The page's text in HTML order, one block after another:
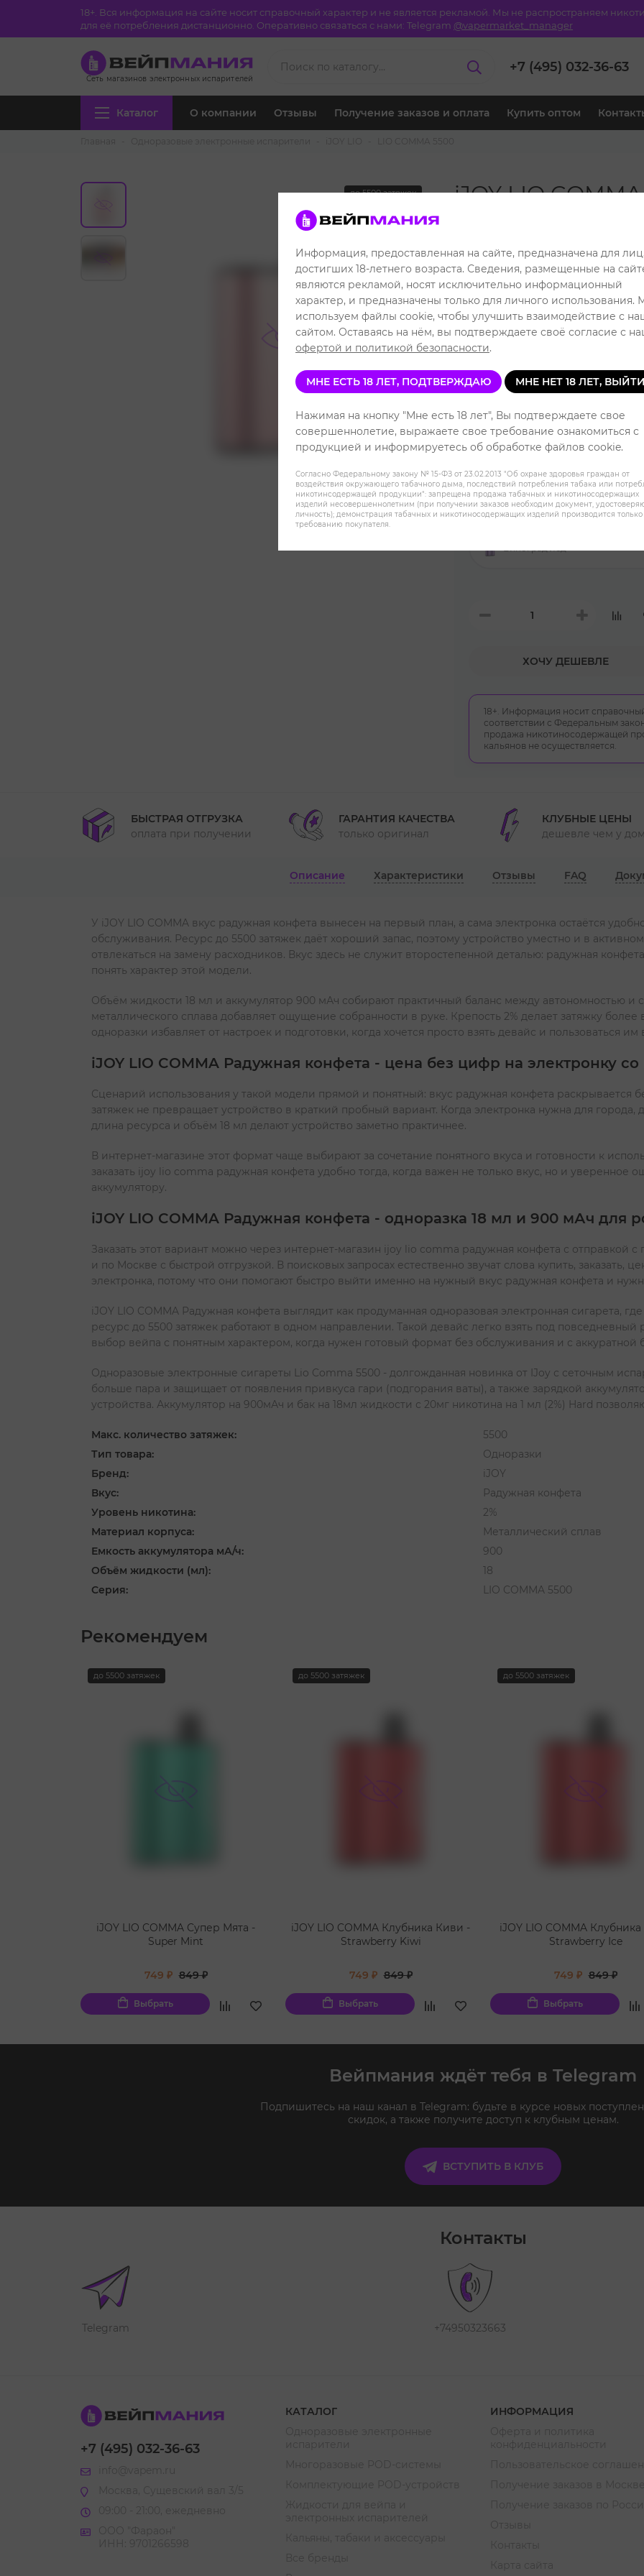
18+. Вся информация на сайте носит справочный характер и не является рекламой. Мы не распространяем
для её потребления дистанционно. Оперативно связаться с нами: Telegram @vapermarket_manager
Сеть магазинов электронных испарителей
+7 (495) 032-36-63
Каталог О компании Отзывы Получение заказов и оплата Купить оптом
до 5500 затяжек
iJOY LIO
конфета -
Розничная цена: 849 ₽
Клубная цена: 749 ₽
Читать отзывы
Уровень
Арбузный лед
Банан Лед
ХОЧУ ДЕШЕВЛЕ
18+. Информация носит
соответствии с Федеральным
продажа никотиносодержащей
кальянов не осуществляется.
БЫСТРАЯ ОТГРУЗКА
оплата при получении
ГАРАНТИЯ КАЧЕСТВА
только оригинал
КЛУБНЫЕ ЦЕНЫ
дешевле чем у
Описание Характеристики Отзывы FAQ
У iJOY LIO COMMA вкус радужная конфета вынесен на первый план, а сама электронка остаётся
обслуживания. Ресурс до 5500 затяжек даёт хороший запас, поэтому устройство уместно и в
отвлекаться на замену расходников. Вкус здесь не служит второстепенной деталью: радужная
понять характер этой модели.
Объём жидкости 18 мл и аккумулятор 900 мАч собирают практичный баланс между автономностью и
металлического сплава добавляет ощущение собранности в руке. Крепость 2% делает затяжку
одноразки избавляет от настроек и подготовки, когда хочется просто взять девайс и пользоваться
iJOY LIO COMMA Радужная конфета - цена без цифр на электронку
Сценарий использования у такой модели прямой и понятный: вкус радужная конфета раскрывается
затяжек не превращает устройство в краткий пробный вариант. Когда электронка нужна для города,
длина ресурса и объём 18 мл делают устройство заметно практичнее.
В интернет-магазине этот формат чаще выбирают за сочетание понятного вкуса и готовности к
заказать ijoy lio comma радужная конфета удобно тогда, когда важен не только вкус, но и уверенное
аккумулятору.
iJOY LIO COMMA Радужная конфета - одноразка 18 мл и 900 мАч для
Заказать этот вариант можно через интернет-магазин ijoy lio comma радужная конфета с отправкой
и по Москве с быстрой отгрузкой. В поисковых запросах естественно звучат слова купить, заказать,
электронка, потому что они помогают быстро выйти именно на нужный вкус радужная конфета и
iJOY LIO COMMA Радужная конфета выглядит как продуманная одноразовая электронная сигарета,
ресурс до 5500 затяжек работают в одном направлении. Такой девайс легко взять под
выбор вейпа с понятным характером, когда нужен готовый формат без обслуживания и с аккуратной
Одноразовые электронные сигареты Lio Comma 5500 - долгожданная новинка от IJoy с сеточным
больше пара и защищает от появления привкуса гари (подгорания ваты), а также зарядкой
устройства. Аккумулятор на 900мАч и бак на 18мл жидкости с 20мг никотина на 1 мл (2%) Hard
Макс. количество затяжек:
5500
Тип товара:
Одноразки
Бренд:
iJOY
Вкус:
Радужная конфета
Уровень никотина:
2%
Материал корпуса:
Металлический сплав
Емкость аккумулятора мА/ч:
900
Объём жидкости (мл):
18
Серия:
LIO COMMA 5500
Рекомендуем
до 5500 затяжек
iJOY LIO COMMA Супер Мята -
Super Mint
749 ₽ 849 ₽
Выбрать
до 5500 затяжек
iJOY LIO COMMA Клубника Киви -
Strawberry Kiwi
749 ₽ 849 ₽
Выбрать
до 5500 затяжек
iJOY LIO COMMA
Strawberry Ice
749 ₽ 849 ₽
Выбрать
Вейпмания ждёт тебя в Telegram
Подпишитесь на наш канал в Telegram: будьте в курсе новых
скидок, а также получите доступ к клубным ценам.
ВСТУПИТЬ В КЛУБ
Контакты
Telegram +74950323663
+7 (495) 032-36-63
КАТАЛОГ
ИНФОРМАЦИЯ
Информация, предоставленная на сайте, предназначена для лиц,
достигших 18-летнего возраста. Сведения, размещенные на
являются рекламой, носят исключительно информационный
характер, и предназначены только для личного использования.
используем файлы cookie, чтобы улучшить взаимодействие с
сайтом. Оставаясь на нём, вы подтверждаете своё согласие с
офертой и политикой безопасности.
МНЕ ЕСТЬ 18 ЛЕТ, ПОДТВЕРЖДАЮ МНЕ НЕТ 18 ЛЕТ, ВЫЙТИ
Нажимая на кнопку "Мне есть 18 лет", Вы подтверждаете свое
совершеннолетие, выражаете свое требование ознакомиться с
продукцией и информируетесь об обработке файлов cookie.
Согласно Федеральному закону № 15-ФЗ от 23.02.2013 "Об охране здоровья граждан от
воздействия окружающего табачного дыма, последствий потребления табака или
никотинсодержащей продукции": запрещена продажа табачных и никотиносодержащих
изделий несовершеннолетним (при получении заказов необходим документ,
личность); демонстрация табачных и никотиносодержащих изделий производится
требованию покупателя.